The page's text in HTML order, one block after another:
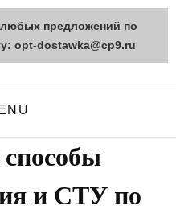
и СТУ по
предложений по
opt-dostawka@cp9.ru